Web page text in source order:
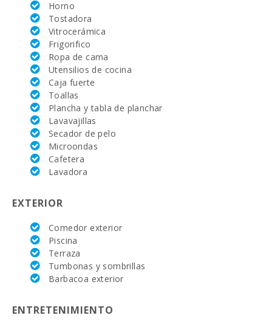
Supermercado (km):
JUNGLE PARC MALLORCA (km):
Katmandu Park (km):
Parque atracciones - Palma Aquarium (km):
Marineland Mallorca (km):
Playa Cala Esmeralda (km):
Playa Cala Gran (km):
Playa Cala Serena (m):
Playa Cala Ferrera (m):
Distancia a la playa (m):
Distancia al aeropuerto (кm):
Horno
Tostadora
Vitrocerámica
Frigorifico
Ropa de cama
Utensilios de cocina
Caja fuerte
Toallas
Plancha y tabla de planchar
Lavavajillas
Secador de pelo
Microondas
Cafetera
Lavadora
EXTERIOR
Comedor exterior
Piscina
Terraza
Tumbonas y sombrillas
Barbacoa exterior
ENTRETENIMIENTO